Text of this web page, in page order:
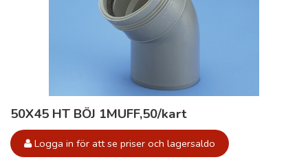
50X45 HT BÖJ 1MUFF,50/kart
Logga in för att se priser och lagersaldo